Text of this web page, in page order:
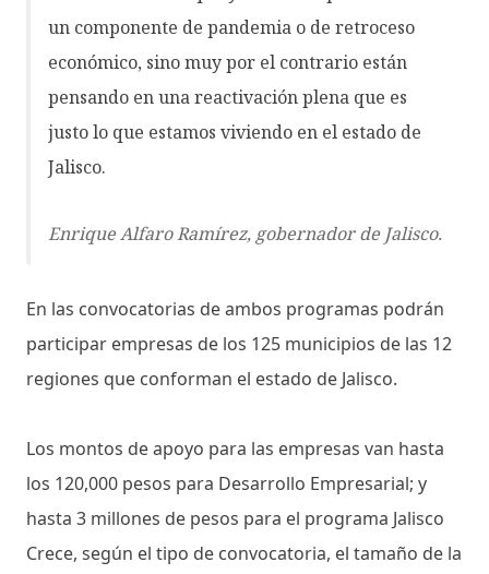
un componente de pandemia o de retroceso
económico, sino muy por el contrario están
pensando en una reactivación plena que es
justo lo que estamos viviendo en el estado de
Jalisco.
Enrique Alfaro Ramírez, gobernador de Jalisco.
En las convocatorias de ambos programas podrán
participar empresas de los 125 municipios de las 12
regiones que conforman el estado de Jalisco.
Los montos de apoyo para las empresas van hasta
los 120,000 pesos para Desarrollo Empresarial; y
hasta 3 millones de pesos para el programa Jalisco
Crece, según el tipo de convocatoria, el tamaño de la